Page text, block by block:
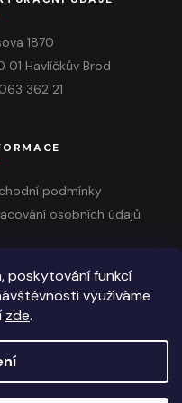
poskytování funkcí
využíváme
zde.
1870
01 Havlíčkův Brod
362 21
podmínky
osobních údajů